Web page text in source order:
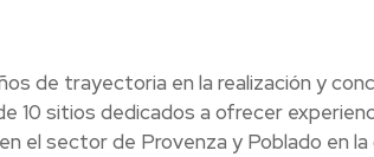
de trayectoria en la realización y
10 sitios dedicados a ofrecer
el sector de Provenza y Poblado en la